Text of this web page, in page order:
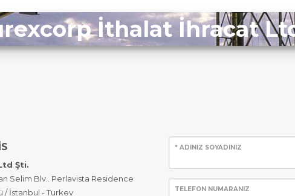
İthalat İhracat
Şti.
Selim Blv.. Perlavista Residence
/ İstanbul - Turkey
* ADINIZ SOYADINIZ
TELEFON NUMARANIZ